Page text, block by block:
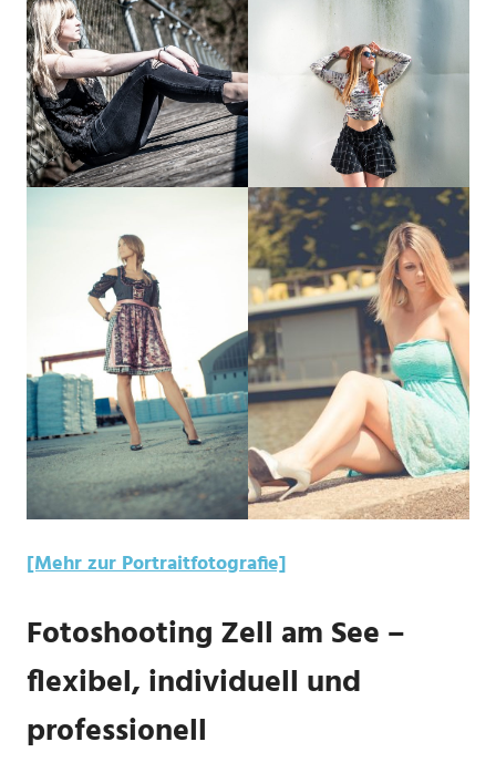
[Mehr zur Portraitfotografie]
Fotoshooting Zell am See –
flexibel, individuell und
professionell